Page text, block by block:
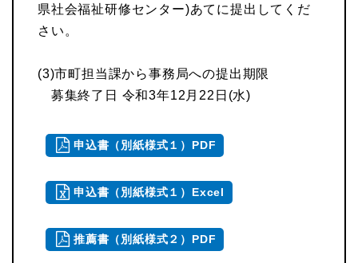
県社会福祉研修センター)あてに提出してくだ
さい。
(3)市町担当課から事務局への提出期限
募集終了日 令和3年12月22日(水)
申込書（別紙様式１）PDF
申込書（別紙様式１）Excel
推薦書（別紙様式２）PDF